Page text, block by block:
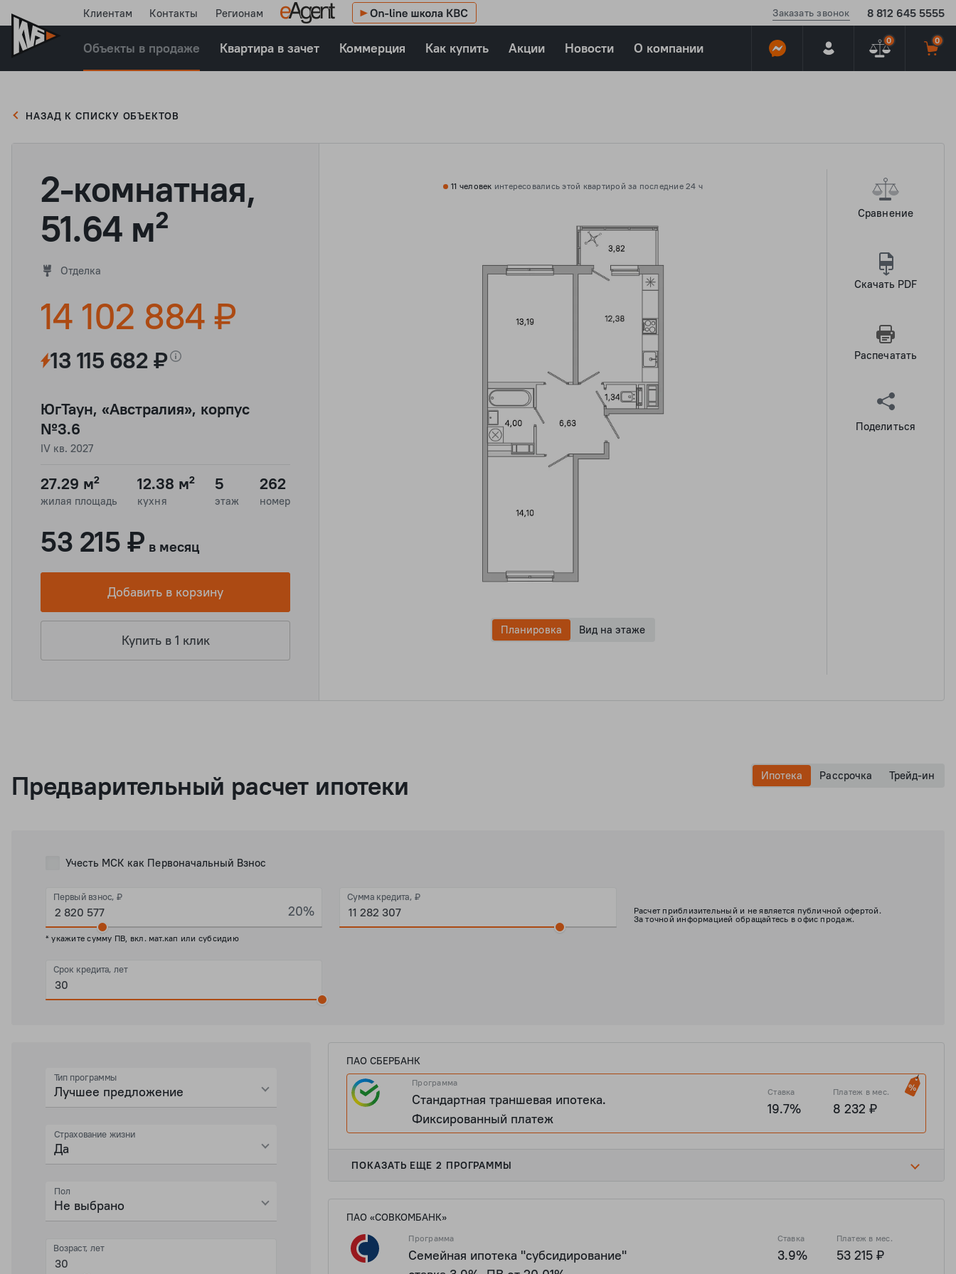
Клиентам Контакты Регионам Заказать звонок 8 812 645 5555
Объекты в продаже Квартира в зачет Коммерция Как купить Акции Новости О компании 0 0
НАЗАД К СПИСКУ ОБЪЕКТОВ
2-комнатная,
51.64 м²
Отделка
14 102 884 ₽
13 115 682 ₽
ЮгТаун, «Австралия», корпус
№3.6
IV кв. 2027
27.29 м²
жилая площадь
12.38 м²
кухня
5
этаж
262
номер
53 215 ₽ в месяц
Добавить в корзину
Купить в 1 клик
11 человек интересовались этой квартирой за последние 24 ч
Планировка Вид на этаже
Сравнение
Скачать PDF
Распечатать
Поделиться
Предварительный расчет ипотеки Ипотека Рассрочка Трейд-ин
Учесть МСК как Первоначальный Взнос
Первый взнос, ₽
20%
* укажите сумму ПВ, вкл. мат.кап или субсидию
Сумма кредита, ₽
Расчет приблизительный и не является публичной офертой.
За точной информацией обращайтесь в офис продаж.
Срок кредита, лет
Тип программы
Лучшее предложение
Страхование жизни
Да
Пол
Не выбрано
Возраст, лет
ПАО СБЕРБАНК
Программа
Стандартная траншевая ипотека.
Фиксированный платеж
Ставка
19.7%
Платеж в мес.
8 232 ₽
ПОКАЗАТЬ ЕЩЕ 2 ПРОГРАММЫ
ПАО «СОВКОМБАНК»
Программа
Семейная ипотека "субсидирование"
Ставка
3.9%
Платеж в мес.
53 215 ₽